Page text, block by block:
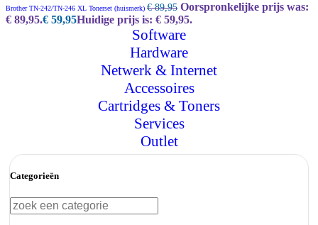
Brother TN-242/TN-246 XL Tonerset (huismerk) €89,95 Oorspronkelijke prijs was:
€ 89,95.€ 59,95Huidige prijs is: € 59,95.
Software
Hardware
Netwerk & Internet
Accessoires
Cartridges & Toners
Services
Outlet
Categorieën